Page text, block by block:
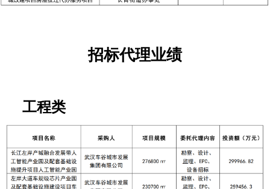
招标代理业绩
工程类